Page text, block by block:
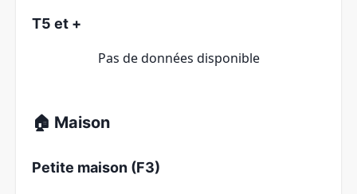
T5 et +
Pas de données disponible
🏠 Maison
Petite maison (F3)